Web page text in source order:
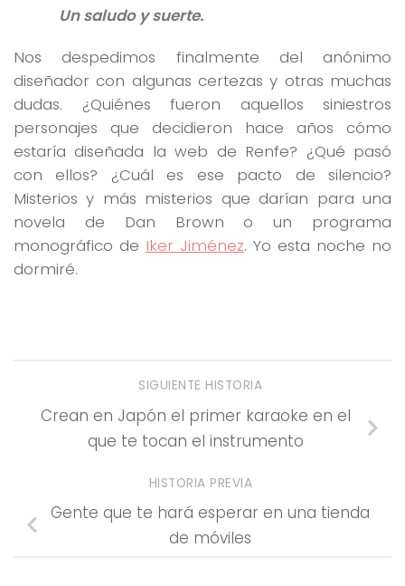
Un saludo y suerte.
Nos despedimos finalmente del anónimo
diseñador con algunas certezas y otras muchas
dudas. ¿Quiénes fueron aquellos siniestros
personajes que decidieron hace años cómo
estaría diseñada la web de Renfe? ¿Qué pasó
con ellos? ¿Cuál es ese pacto de silencio?
Misterios y más misterios que darían para una
novela de Dan Brown o un programa
monográfico de Iker Jiménez. Yo esta noche no
dormiré.
SIGUIENTE HISTORIA
Crean en Japón el primer karaoke en el
que te tocan el instrumento
HISTORIA PREVIA
Gente que te hará esperar en una tienda
de móviles